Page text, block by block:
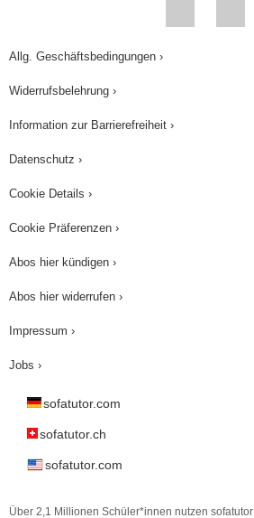
Allg. Geschäftsbedingungen ›
Widerrufsbelehrung ›
Information zur Barrierefreiheit ›
Datenschutz ›
Cookie Details ›
Cookie Präferenzen ›
Abos hier kündigen ›
Abos hier widerrufen ›
Impressum ›
Jobs ›
sofatutor.com
sofatutor.ch
sofatutor.com
Über 2,1 Millionen Schüler*innen nutzen sofatutor